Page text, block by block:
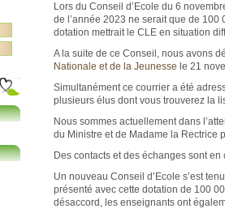
Lors du Conseil d’Ecole du 6
de l’année 2023 ne serait que de 100
dotation mettrait le CLE en situation
A la suite de ce Conseil, nous avons
Nationale et de la Jeunesse le 21
Simultanément ce courrier a été
plusieurs élus dont vous trouverez la
Nous sommes actuellement dans
du Ministre et de Madame la Rectrice
Des contacts et des échanges sont
Un nouveau Conseil d’Ecole s’est
présenté avec cette dotation de 100
désaccord, les enseignants ont